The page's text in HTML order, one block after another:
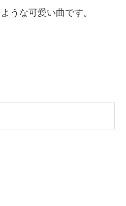
うな可愛い曲です。